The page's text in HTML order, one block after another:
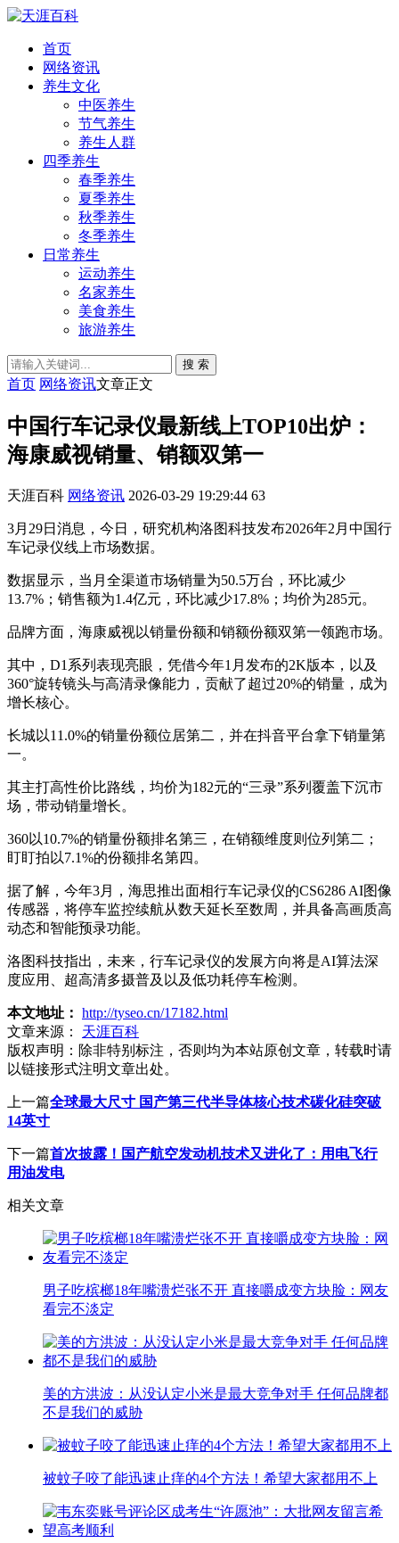
首页
网络资讯
养生文化
中医养生
节气养生
养生人群
四季养生
春季养生
夏季养生
秋季养生
冬季养生
日常养生
运动养生
名家养生
美食养生
旅游养生
搜 索
首页 网络资讯文章正文
中国行车记录仪最新线上TOP10出炉：
海康威视销量、销额双第一
天涯百科 网络资讯 2026-03-29 19:29:44 63
3月29日消息，今日，研究机构洛图科技发布2026年2月中国行
车记录仪线上市场数据。
数据显示，当月全渠道市场销量为50.5万台，环比减少
13.7%；销售额为1.4亿元，环比减少17.8%；均价为285元。
品牌方面，海康威视以销量份额和销额份额双第一领跑市场。
其中，D1系列表现亮眼，凭借今年1月发布的2K版本，以及
360°旋转镜头与高清录像能力，贡献了超过20%的销量，成为
增长核心。
长城以11.0%的销量份额位居第二，并在抖音平台拿下销量第
一。
其主打高性价比路线，均价为182元的“三录”系列覆盖下沉市
场，带动销量增长。
360以10.7%的销量份额排名第三，在销额维度则位列第二；
盯盯拍以7.1%的份额排名第四。
据了解，今年3月，海思推出面相行车记录仪的CS6286 AI图像
传感器，将停车监控续航从数天延长至数周，并具备高画质高
动态和智能预录功能。
洛图科技指出，未来，行车记录仪的发展方向将是AI算法深
度应用、超高清多摄普及以及低功耗停车检测。
本文地址： http://tyseo.cn/17182.html
文章来源：
天涯百科
版权声明： 除非特别标注，否则均为本站原创文章，转载时请
以链接形式注明文章出处。
上一篇全球最大尺寸 国产第三代半导体核心技术碳化硅突破
14英寸
下一篇首次披露！国产航空发动机技术又进化了：用电飞行
用油发电
相关文章
男子吃槟榔18年嘴溃烂张不开 直接嚼成变方块脸：网友
看完不淡定
美的方洪波：从没认定小米是最大竞争对手 任何品牌都
不是我们的威胁
被蚊子咬了能迅速止痒的4个方法！希望大家都用不上